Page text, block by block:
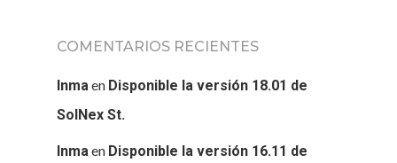
COMENTARIOS RECIENTES
Inmaen Disponible la versión 18.01 de
SolNex St.
Inmaen Disponible la versión 16.11 de